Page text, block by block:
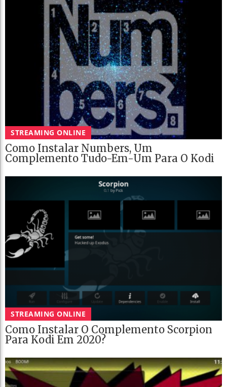
STREAMING ONLINE
Como Instalar Numbers, Um
Complemento Tudo-Em-Um Para O Kodi
STREAMING ONLINE
Como Instalar O Complemento Scorpion
Para Kodi Em 2020?